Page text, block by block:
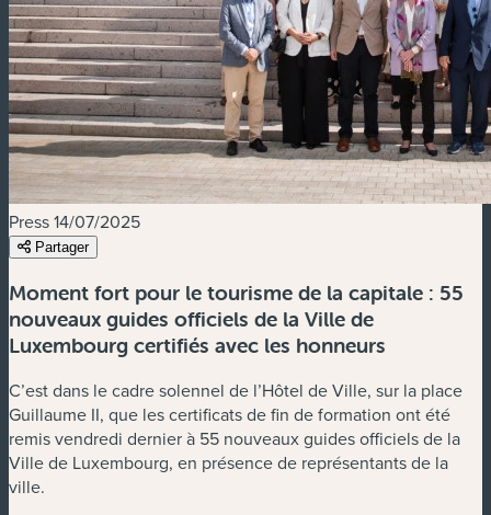
Press14/07/2025
Partager
Moment fort pour le tourisme de la capitale : 55
nouveaux guides officiels de la Ville de
Luxembourg certifiés avec les honneurs
C’est dans le cadre solennel de l’Hôtel de Ville, sur la place
Guillaume II, que les certificats de fin de formation ont été
remis vendredi dernier à 55 nouveaux guides officiels de la
Ville de Luxembourg, en présence de représentants de la
ville.